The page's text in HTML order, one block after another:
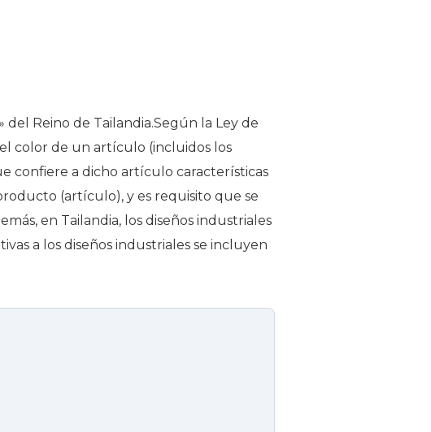
Reino de Tailandia.Según la Ley de
color de un artículo (incluidos los
confiere a dicho artículo características
(artículo), y es requisito que se
en Tailandia, los diseños industriales
a los diseños industriales se incluyen